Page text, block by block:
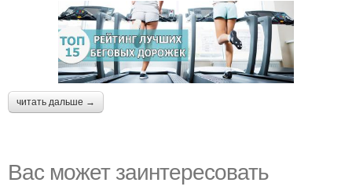
читать дальше →
Вас может заинтересовать